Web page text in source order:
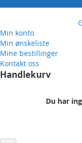
Hovedfordeler
Texas
Integrert
Min konto
Min ønskeliste
Mine bestillinger
Kontakt oss
Handlekurv
Du har